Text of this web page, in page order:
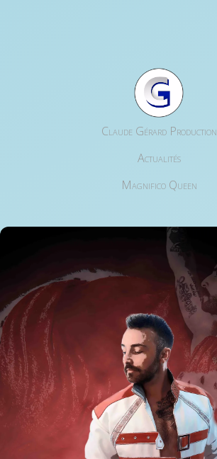
Claude Gérard Production
Actualités
Magnifico Queen